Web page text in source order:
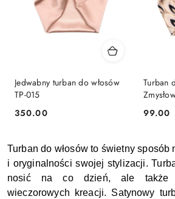
Jedwabny turban do włosów
TP-015
Cena:
350.00
Turban
Cena:
99.00
Turban do włosów to świetny
i oryginalności swojej stylizacji.
nosić na co dzień, ale także
wieczorowych kreacji. Satynowy